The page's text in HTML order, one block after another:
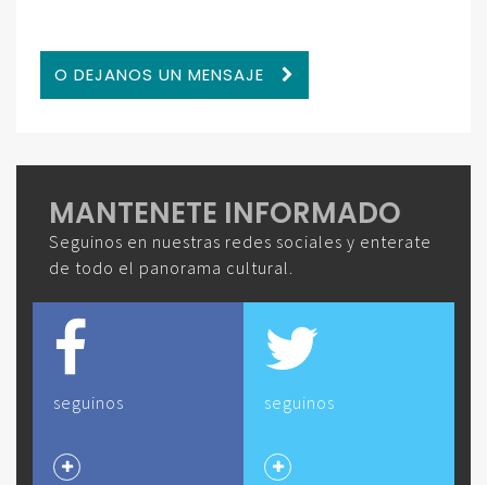
O DEJANOS UN MENSAJE
MANTENETE INFORMADO
Seguinos en nuestras redes sociales y enterate
de todo el panorama cultural.
seguinos seguinos